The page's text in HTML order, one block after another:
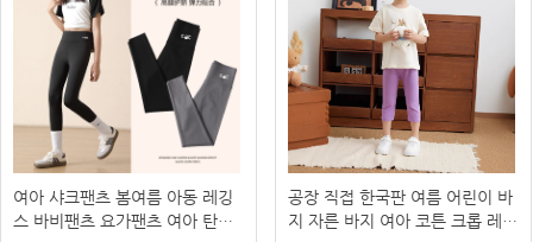
여아 샤크팬츠 봄여름 아동 레깅
스 바비팬츠 요가팬츠 여아 탄력
공장 직접 한국판 여름 어린이 바
지 자른 바지 여아 코튼 크롭 레깅